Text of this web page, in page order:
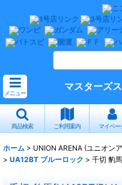
メニュー
マスターズ
商品検索 ご利用案内 マイペー
ホーム > UNION ARENA (ユニオン
> UA12BT ブルーロック > 千切 豹